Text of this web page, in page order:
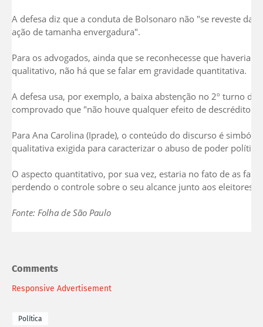
A defesa diz que a conduta de Bolsonaro não "se reveste da
ação de tamanha envergadura".
Para os advogados, ainda que se reconhecesse que haveria
qualitativo, não há que se falar em gravidade quantitativa.
A defesa usa, por exemplo, a baixa abstenção no 2º turno
comprovado que "não houve qualquer efeito de descrédito
Para Ana Carolina (Iprade), o conteúdo do discurso é
qualitativa exigida para caracterizar o abuso de poder político.
O aspecto quantitativo, por sua vez, estaria no fato de as
perdendo o controle sobre o seu alcance junto aos eleitores.
Fonte: Folha de São Paulo
Comments
Responsive Advertisement
Política